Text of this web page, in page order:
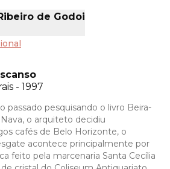
de Godoi
- 1997
passado pesquisando o livro Beira-
o arquiteto decidiu
cafés de Belo Horizonte, o
acontece principalmente por
feito pela marcenaria Santa Cecília